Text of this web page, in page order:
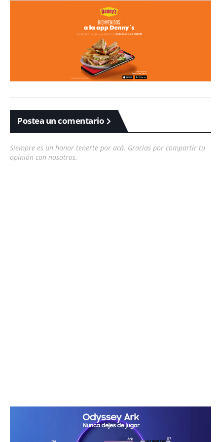
Postea un comentario
Siempre es un honor tenerte por acá. Gracias por compartir tu
opinión con nosotros.